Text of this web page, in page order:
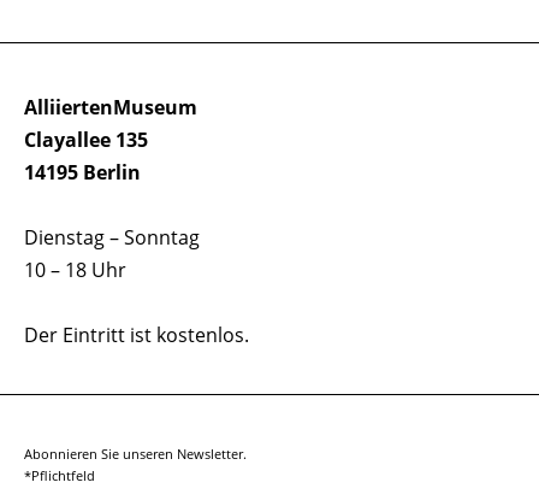
AlliiertenMuseum
Clayallee 135
14195 Berlin
Dienstag – Sonntag
10 – 18 Uhr
Der Eintritt ist kostenlos.
Abonnieren Sie unseren Newsletter.
*Pflichtfeld